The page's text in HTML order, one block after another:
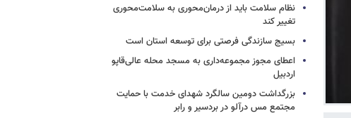
نظام سلامت باید از درمان‌محوری به سلامت‌محوری
تغییر کند
بسیج سازندگی فرصتی برای توسعه استان است
اعطای مجوز مجموعه‌داری به مسجد محله عالی‌قاپو
اردبیل
بزرگداشت دومین سالگرد شهدای خدمت با حمایت
مجتمع مس درآلو در بردسیر و رابر